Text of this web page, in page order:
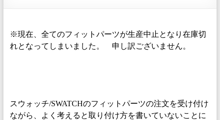
※現在、全てのフィットパーツが生産中止となり在庫切
れとなってしまいました。 申し訳ございません。
スウォッチ/SWATCHのフィットパーツの注文を受け付け
ながら、よく考えると取り付け方を書いていないことに